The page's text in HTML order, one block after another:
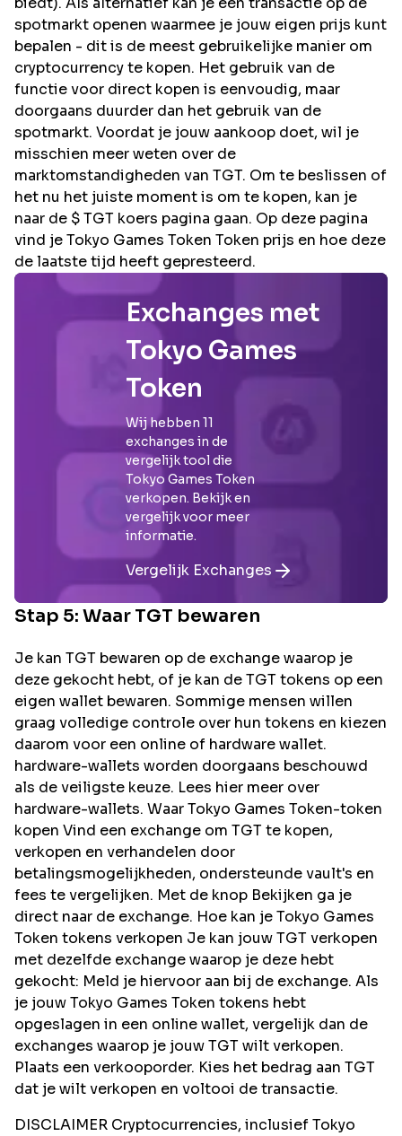
spotmarkt openen waarmee je jouw eigen prijs kunt
bepalen - dit is de meest gebruikelijke manier om
cryptocurrency te kopen. Het gebruik van de
functie voor direct kopen is eenvoudig, maar
doorgaans duurder dan het gebruik van de
spotmarkt. Voordat je jouw aankoop doet, wil je
misschien meer weten over de
marktomstandigheden van TGT. Om te beslissen of
het nu het juiste moment is om te kopen, kan je
naar de $ TGT koers pagina gaan. Op deze pagina
vind je Tokyo Games Token Token prijs en hoe deze
de laatste tijd heeft gepresteerd.
Exchanges met
Tokyo Games
Token
Wij hebben 11
exchanges in de
vergelijk tool die
Tokyo Games Token
verkopen. Bekijk en
vergelijk voor meer
informatie.
Vergelijk Exchanges
Stap 5: Waar TGT bewaren
Je kan TGT bewaren op de exchange waarop je
deze gekocht hebt, of je kan de TGT tokens op een
eigen wallet bewaren. Sommige mensen willen
graag volledige controle over hun tokens en kiezen
daarom voor een online of hardware wallet.
hardware-wallets worden doorgaans beschouwd
als de veiligste keuze. Lees hier meer over
hardware-wallets. Waar Tokyo Games Token-token
kopen Vind een exchange om TGT te kopen,
verkopen en verhandelen door
betalingsmogelijkheden, ondersteunde vault's en
fees te vergelijken. Met de knop Bekijken ga je
direct naar de exchange. Hoe kan je Tokyo Games
Token tokens verkopen Je kan jouw TGT verkopen
met dezelfde exchange waarop je deze hebt
gekocht: Meld je hiervoor aan bij de exchange. Als
je jouw Tokyo Games Token tokens hebt
opgeslagen in een online wallet, vergelijk dan de
exchanges waarop je jouw TGT wilt verkopen.
Plaats een verkooporder. Kies het bedrag aan TGT
dat je wilt verkopen en voltooi de transactie.
DISCLAIMER Cryptocurrencies, inclusief Tokyo